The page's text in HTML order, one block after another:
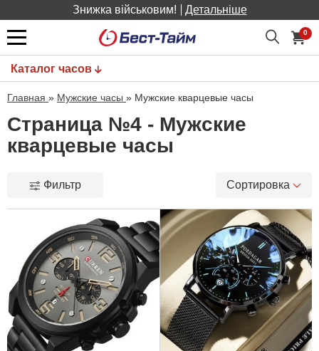
Знижка військовим! Детальніше
0
Каталог часов
Главная » Мужские часы » Мужские кварцевые часы
Страница №4 - Мужские
кварцевые часы
Фильтр Сортировка